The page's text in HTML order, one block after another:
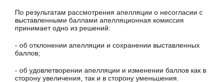
По результатам рассмотрения апелляции о несогласии с
выставленными баллами апелляционная комиссия
принимает одно из решений:
- об отклонении апелляции и сохранении выставленных
баллов;
- об удовлетворении апелляции и изменении баллов как в
сторону увеличения, так и в сторону уменьшения.